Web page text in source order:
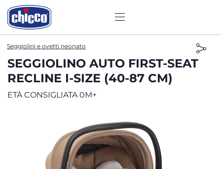
Seggiolini e ovetti neonato
SEGGIOLINO AUTO FIRST-SEAT
RECLINE I-SIZE (40-87 CM)
ETÀ CONSIGLIATA 0M+